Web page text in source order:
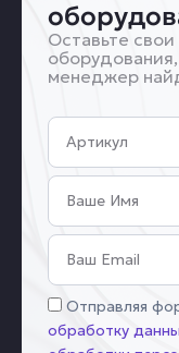
Оставьте
менеджер
Артикул
Имя
Email
Соглашение
Отправляя
обработку